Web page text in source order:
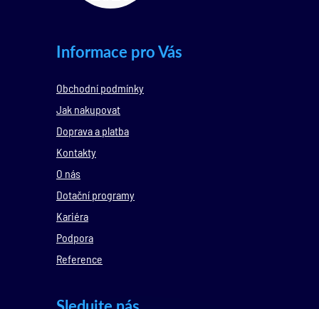
Informace pro Vás
Obchodní podmínky
Jak nakupovat
Doprava a platba
Kontakty
O nás
Dotační programy
Kariéra
Podpora
Reference